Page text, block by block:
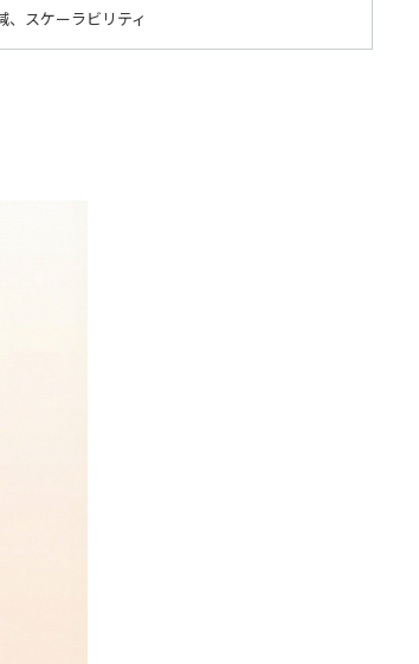
、スケーラビリティ